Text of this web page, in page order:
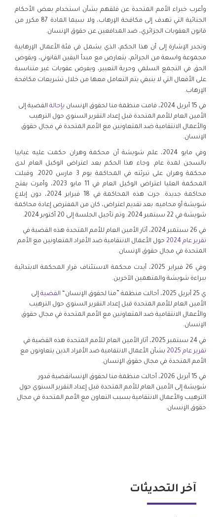
وأعرب خبراء الأمم المتحدة عن قلقهم بشأن استخدام بعض الأحكام
الجنائية التي تهدف إلى مكافحة الإرهاب، ولا سيما المادة 87 مكرر من
قانون العقوبات الجزائري، ضد المدافعين عن حقوق الإنسان.
وتجدر الإشارة إلى أن هذا الحكم، الذي يشمل في فئة الأعمال الإرهابية
مجموعة واسعة من الجرائم، يتعارض مع مبدأ اليقين القانوني، ويقوض
الحق في التجمع السلمي وحرية التعبير، ويفرض عقوبات غير متناسبة
على الأفعال التي لا ينبغي يتم التعامل معها من خلال تشريعات مكافحة
الإرهاب.
في 15 أبريل 2024، قامت منظمة منا لحقوق الإنسان بإحالة القضية إلى
الأمين العام للأمم المتحدة قبل إعداد التقرير السنوي حول الترهيب
والأعمال الانتقامية ضد المتعاونين مع الأمم المتحدة في مجال حقوق
الإنسان.
وفي مايو 2024، علم شويشة أن محكمة وهران حكمت عليه غيابيا
بالسجن لمدة عام. وجاء هذا الحكم بعد اعتراض الوكيل العام لدى
محكمة وهران على تبرئته في المحاكمة يوم 3 مارس 2020. وقبلت
المحكمة العليا اعتراض الوكيل العام في 11 مايو 2023، وأمرت بفتح
محاكمة جديدة. جرت هذه المحاكمة في 18 فبراير 2024، دون إبلاغ
شويشة أو محاميه. بعد تقديم اعتراض، كان من المفترض إعادة محاكمة
شويشة في 22 سبتمبر 2024. وتم تأجيل الجلسة إلى 20 أكتوبر 2024.
في 26 سبتمبر 2024، أثار الأمين العام للأمم المتحدة هذه القضية في
تقرير عام 2024
حول الأعمال الانتقامية ضد الأفراد المتعاونين مع الأمم
المتحدة في مجال حقوق الإنسان.
وفي 26 فبراير 2025، أيدت محكمة الاستئناف قرار المحكمة الابتدائية
ببراءة شويشة والمتهمين الآخرين.
ي 25 أبريل 2025، أحالت منظمة ”منا لحقوق الإنسان“ القضية إلى
الأمين العام للأمم المتحدة قبل إعداد التقرير السنوي حول الترهيب
والأعمال الانتقامية ضد المتعاونين مع الأمم المتحدة في مجال حقوق
الإنسان.
في 24 سبتمبر 2025، أثار الأمين العام للأمم المتحدة هذه القضية في
تقرير عام 2025
بشأن الأعمال الانتقامية ضد الأفراد الذين يتعاونون مع
الأمم المتحدة في مجال حقوق الإنسان.
في 15 أبريل 2026، أحالت منظمة منا لحقوق الإنسانقضية قدور
شويشة إلى الأمين العام للأمم المتحدة قبل إعداد التقرير السنوي حول
الترهيب والأعمال الانتقامية بسبب التعاون مع الأمم المتحدة في مجال
حقوق الإنسان.
آخر التحديثات